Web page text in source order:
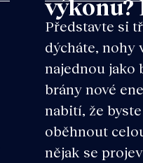
výkonu?
Představte si
dýcháte, nohy
najednou jako
brány nové
nabití, že
oběhnout
nějak se